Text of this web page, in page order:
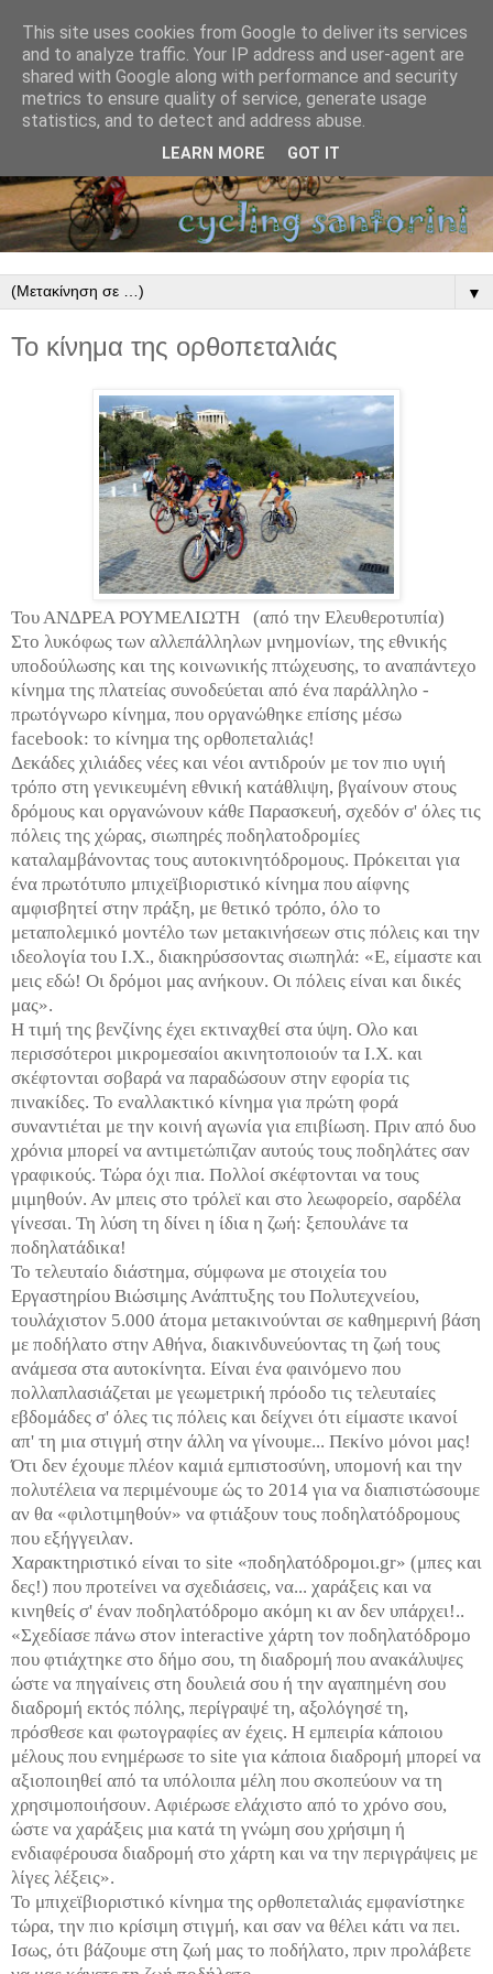
▼
Το κίνημα της ορθοπεταλιάς
Του ΑΝΔΡΕΑ ΡΟΥΜΕΛΙΩΤΗ (από την Ελευθεροτυπία)
Στο λυκόφως των αλλεπάλληλων μνημονίων, της εθνικής
υποδούλωσης και της κοινωνικής πτώχευσης, το αναπάντεχο
κίνημα της πλατείας συνοδεύεται από ένα παράλληλο -
πρωτόγνωρο κίνημα, που οργανώθηκε επίσης μέσω
facebook: το κίνημα της ορθοπεταλιάς!
Δεκάδες χιλιάδες νέες και νέοι αντιδρούν με τον πιο υγιή
τρόπο στη γενικευμένη εθνική κατάθλιψη, βγαίνουν στους
δρόμους και οργανώνουν κάθε Παρασκευή, σχεδόν σ' όλες τις
πόλεις της χώρας, σιωπηρές ποδηλατοδρομίες
καταλαμβάνοντας τους αυτοκινητόδρομους. Πρόκειται για
ένα πρωτότυπο μπιχεϊβιοριστικό κίνημα που αίφνης
αμφισβητεί στην πράξη, με θετικό τρόπο, όλο το
μεταπολεμικό μοντέλο των μετακινήσεων στις πόλεις και την
ιδεολογία του Ι.Χ., διακηρύσσοντας σιωπηλά: «Ε, είμαστε και
μεις εδώ! Οι δρόμοι μας ανήκουν. Οι πόλεις είναι και δικές
μας».
Η τιμή της βενζίνης έχει εκτιναχθεί στα ύψη. Ολο και
περισσότεροι μικρομεσαίοι ακινητοποιούν τα Ι.Χ. και
σκέφτονται σοβαρά να παραδώσουν στην εφορία τις
πινακίδες. Το εναλλακτικό κίνημα για πρώτη φορά
συναντιέται με την κοινή αγωνία για επιβίωση. Πριν από δυο
χρόνια μπορεί να αντιμετώπιζαν αυτούς τους ποδηλάτες σαν
γραφικούς. Τώρα όχι πια. Πολλοί σκέφτονται να τους
μιμηθούν. Αν μπεις στο τρόλεϊ και στο λεωφορείο, σαρδέλα
γίνεσαι. Τη λύση τη δίνει η ίδια η ζωή: ξεπουλάνε τα
ποδηλατάδικα!
Το τελευταίο διάστημα, σύμφωνα με στοιχεία του
Εργαστηρίου Βιώσιμης Ανάπτυξης του Πολυτεχνείου,
τουλάχιστον 5.000 άτομα μετακινούνται σε καθημερινή βάση
με ποδήλατο στην Αθήνα, διακινδυνεύοντας τη ζωή τους
ανάμεσα στα αυτοκίνητα. Είναι ένα φαινόμενο που
πολλαπλασιάζεται με γεωμετρική πρόοδο τις τελευταίες
εβδομάδες σ' όλες τις πόλεις και δείχνει ότι είμαστε ικανοί
απ' τη μια στιγμή στην άλλη να γίνουμε... Πεκίνο μόνοι μας!
Ότι δεν έχουμε πλέον καμιά εμπιστοσύνη, υπομονή και την
πολυτέλεια να περιμένουμε ώς το 2014 για να διαπιστώσουμε
αν θα «φιλοτιμηθούν» να φτιάξουν τους ποδηλατόδρομους
που εξήγγειλαν.
Χαρακτηριστικό είναι το site «ποδηλατόδρομοι.gr» (μπες και
δες!) που προτείνει να σχεδιάσεις, να... χαράξεις και να
κινηθείς σ' έναν ποδηλατόδρομο ακόμη κι αν δεν υπάρχει!..
«Σχεδίασε πάνω στον interactive χάρτη τον ποδηλατόδρομο
που φτιάχτηκε στο δήμο σου, τη διαδρομή που ανακάλυψες
ώστε να πηγαίνεις στη δουλειά σου ή την αγαπημένη σου
διαδρομή εκτός πόλης, περίγραψέ τη, αξολόγησέ τη,
πρόσθεσε και φωτογραφίες αν έχεις. Η εμπειρία κάποιου
μέλους που ενημέρωσε το site για κάποια διαδρομή μπορεί να
αξιοποιηθεί από τα υπόλοιπα μέλη που σκοπεύουν να τη
χρησιμοποιήσουν. Αφιέρωσε ελάχιστο από το χρόνο σου,
ώστε να χαράξεις μια κατά τη γνώμη σου χρήσιμη ή
ενδιαφέρουσα διαδρομή στο χάρτη και να την περιγράψεις με
λίγες λέξεις».
Το μπιχεϊβιοριστικό κίνημα της ορθοπεταλιάς εμφανίστηκε
τώρα, την πιο κρίσιμη στιγμή, και σαν να θέλει κάτι να πει.
Ισως, ότι βάζουμε στη ζωή μας το ποδήλατο, πριν προλάβετε
This site uses cookies from Google to deliver its services
and to analyze traffic. Your IP address and user-agent are
shared with Google along with performance and security
metrics to ensure quality of service, generate usage
statistics, and to detect and address abuse.
LEARN MORE GOT IT